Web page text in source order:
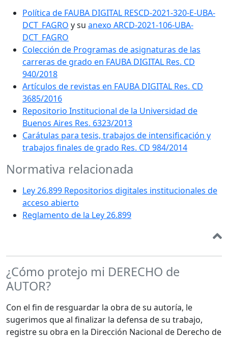
Política de FAUBA DIGITAL RESCD-2021-320-E-UBA-
DCT_FAGRO y su anexo ARCD-2021-106-UBA-
DCT_FAGRO
Colección de Programas de asignaturas de las
carreras de grado en FAUBA DIGITAL Res. CD
940/2018
Artículos de revistas en FAUBA DIGITAL Res. CD
3685/2016
Repositorio Institucional de la Universidad de
Buenos Aires Res. 6323/2013
Carátulas para tesis, trabajos de intensificación y
trabajos finales de grado Res. CD 984/2014
Normativa relacionada
Ley 26.899 Repositorios digitales institucionales de
acceso abierto
Reglamento de la Ley 26.899
¿Cómo protejo mi DERECHO de
AUTOR?
Con el fin de resguardar la obra de su autoría, le
sugerimos que al finalizar la defensa de su trabajo,
registre su obra en la Dirección Nacional de Derecho de